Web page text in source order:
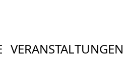
VERANSTALTUNGEN